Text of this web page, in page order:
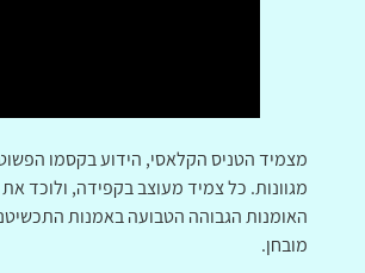
מצמיד הטניס הקלאסי, הידוע בקסמו
מגוונות. כל צמיד מעוצב בקפידה, ולוכד
האומנות הגבוהה הטבועה באמנות
מובחן.